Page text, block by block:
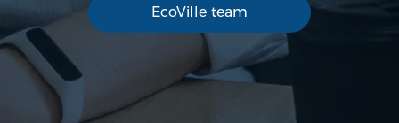
EcoVille team